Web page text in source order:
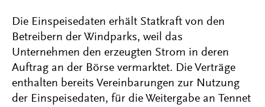
Die Einspeisedaten erhält Statkraft von den
Betreibern der Windparks, weil das
Unternehmen den erzeugten Strom in deren
Auftrag an der Börse vermarktet. Die Verträge
enthalten bereits Vereinbarungen zur Nutzung
der Einspeisedaten, für die Weitergabe an Tennet